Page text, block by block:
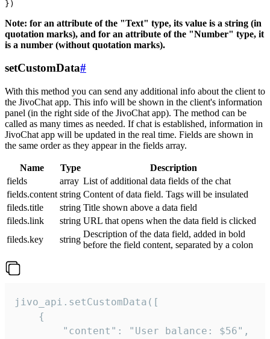
Note: for an attribute of the "Text" type, its value is a string (in
quotation marks), and for an attribute of the "Number" type, it
is a number (without quotation marks).
setCustomData#
With this method you can send any additional info about the client to
the JivoChat app. This info will be shown in the client's information
panel (in the right side of the JivoChat app). The method can be
called as many times as needed. If chat is established, information in
JivoChat app will be updated in the real time. Fields are shown in
the same order as they appear in the fields array.
Name Type
Description
fields
array List of additional data fields of the chat
fields.content string Content of data field. Tags will be insulated
fileds.title
string Title shown above a data field
fileds.link
string URL that opens when the data field is clicked
fileds.key
string
Description of the data field, added in bold
before the field content, separated by a colon
jivo_api.setCustomData([
    {
        "content": "User balance: $56",